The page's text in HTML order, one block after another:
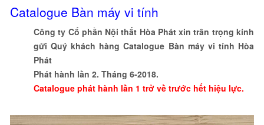
Catalogue Bàn máy vi tính
Công ty Cổ phần Nội thất Hòa Phát xin trân trọng kính
gửi Quý khách hàng Catalogue Bàn máy vi tính Hòa
Phát
Phát hành lần 2. Tháng 6-2018.
Catalogue phát hành lần 1 trở về trước hết hiệu lực.